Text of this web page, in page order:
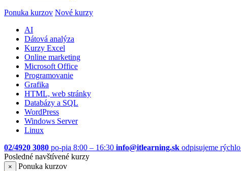
Ponuka kurzov Nové kurzy
AI
Dátová analýza
Kurzy Excel
Online marketing
Microsoft Office
Programovanie
Grafika
HTML, web stránky
Databázy a SQL
WordPress
Windows Server
Linux
02/4920 3080 po-pia 8:00 – 16:30 info@itlearning.sk odpisujeme rýchlo
Posledné navštívené kurzy
×
Ponuka kurzov